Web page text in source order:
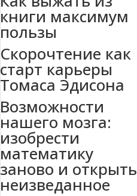
книги максимум
пользы
Скорочтение как
старт карьеры
Томаса Эдисона
Возможности
нашего мозга:
изобрести
математику
заново и открыть
неизведанное